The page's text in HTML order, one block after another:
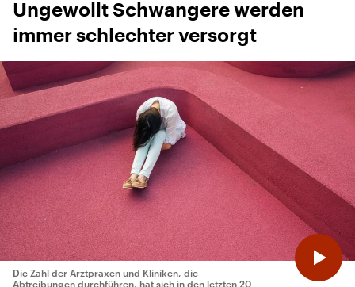
Ungewollt Schwangere werden
immer schlechter versorgt
Die Zahl der Arztpraxen und Kliniken, die
Abtreibungen durchführen, hat sich in den letzten 20